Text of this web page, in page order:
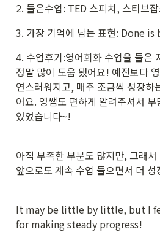
2. 들은수업: TED 스피치, 스티브
3. 가장 기억에 남는 표현: Done
4. 수업후기:영어회화 수업을 들은
정말 많이 도움 됐어요! 예전보다
연스러워지고, 매주 조금씩 성장하
어요. 영쌤도 편하게 알려주셔서
있었습니다~!
아직 부족한 부분도 많지만, 그래
앞으로도 계속 수업 들으면서 더
It may be little by little, but I
for making steady progress!